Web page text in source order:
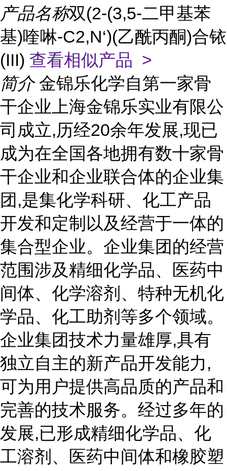
产品名称双(2-(3,5-二甲基苯
基)喹啉-C2,N‘)(乙酰丙酮)合铱
(III) 查看相似产品 >
简介 金锦乐化学自第一家骨
干企业上海金锦乐实业有限公
司成立,历经20余年发展,现已
成为在全国各地拥有数十家骨
干企业和企业联合体的企业集
团,是集化学科研、化工产品
开发和定制以及经营于一体的
集合型企业。企业集团的经营
范围涉及精细化学品、医药中
间体、化学溶剂、特种无机化
学品、化工助剂等多个领域。
企业集团技术力量雄厚,具有
独立自主的新产品开发能力,
可为用户提供高品质的产品和
完善的技术服务。经过多年的
发展,已形成精细化学品、化
工溶剂、医药中间体和橡胶塑